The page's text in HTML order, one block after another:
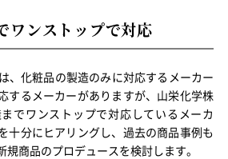
ワンストップで対応
、化粧品の製造のみに対応するメーカー
するメーカーがありますが、山栄化学株
でワンストップで対応しているメーカ
十分にヒアリングし、過去の商品事例も
商品のプロデュースを検討します。